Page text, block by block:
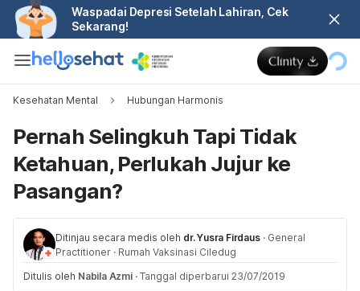
Waspadai Depresi Setelah Lahiran, Cek
Sekarang!
Kesehatan Mental Hubungan Harmonis
Pernah Selingkuh Tapi Tidak
Ketahuan, Perlukah Jujur ke
Pasangan?
Ditinjau secara medis oleh dr. Yusra Firdaus · General
Practitioner · Rumah Vaksinasi Ciledug
Ditulis oleh Nabila Azmi · Tanggal diperbarui 23/07/2019